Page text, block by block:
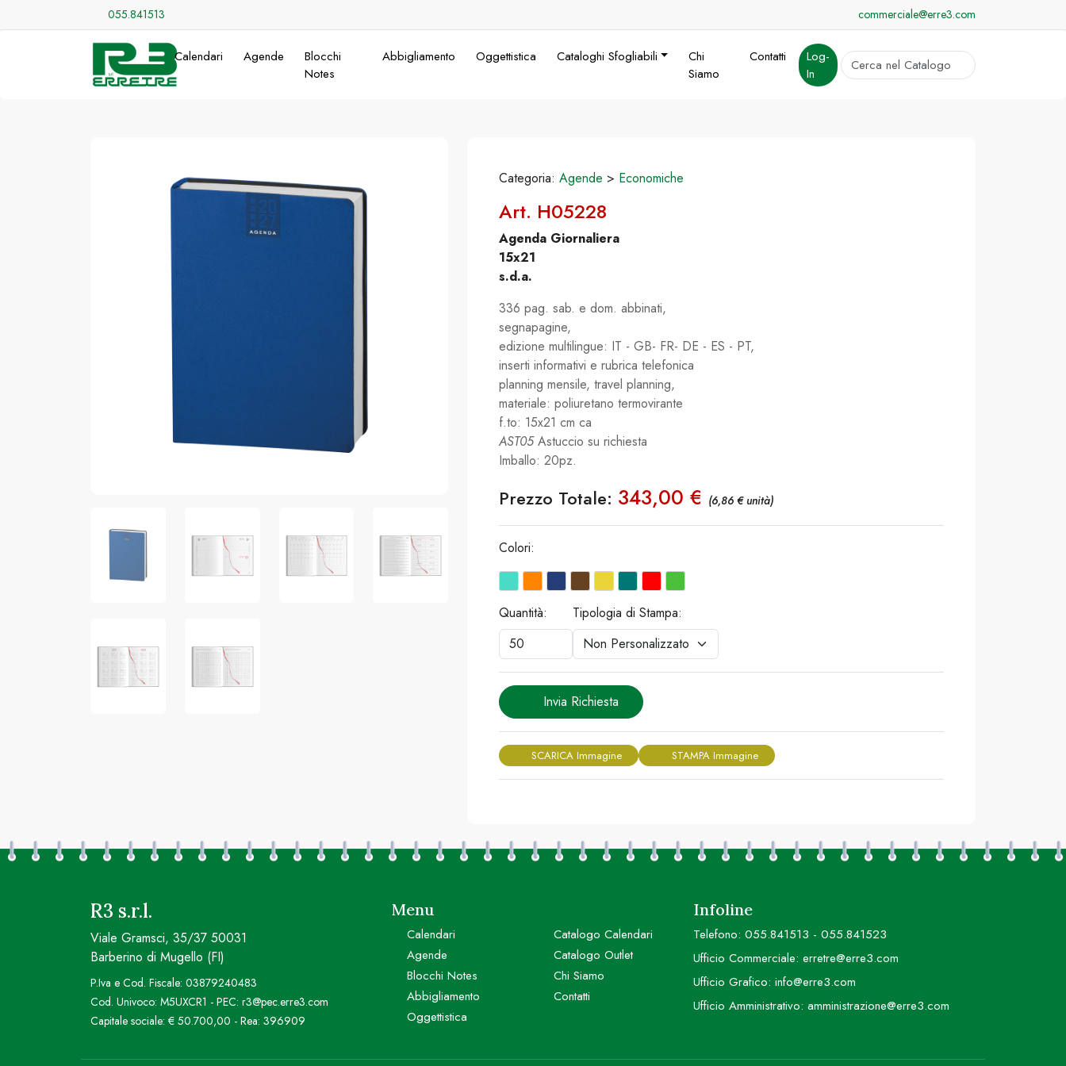
055.841513 commerciale@erre3.com
Calendari Agende
Blocchi
Notes
Abbigliamento Oggettistica Cataloghi Sfogliabili
Chi
Siamo
Contatti
Log-
In
cerca
Categoria: Agende > Economiche
Art. H05228
Agenda Giornaliera
15x21
s.d.a.
336 pag. sab. e dom. abbinati,
segnapagine,
edizione multilingue: IT - GB- FR- DE - ES - PT,
inserti informativi e rubrica telefonica
planning mensile, travel planning,
materiale: poliuretano termovirante
f.to: 15x21 cm ca
AST05Astuccio su richiesta
Imballo: 20pz.
Prezzo Totale: 343,00 € (6,86 € unità)
Colori:
Quantità: Tipologia di Stampa:
Invia Richiesta
SCARICA Immagine STAMPA Immagine
R3 s.r.l.
Viale Gramsci, 35/37 50031
Barberino di Mugello (FI)
P.Iva e Cod. Fiscale: 03879240483
Cod. Univoco: M5UXCR1 - PEC: r3@pec.erre3.com
Capitale sociale: € 50.700,00 - Rea: 396909
Menu
Calendari
Agende
Blocchi Notes
Abbigliamento
Oggettistica
Catalogo Calendari
Catalogo Outlet
Chi Siamo
Contatti
Infoline
Telefono: 055.841513 - 055.841523
Ufficio Commerciale: erretre@erre3.com
Ufficio Grafico: info@erre3.com
Ufficio Amministrativo: amministrazione@erre3.com